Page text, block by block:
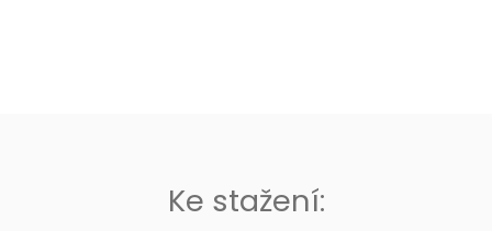
Ke stažení: